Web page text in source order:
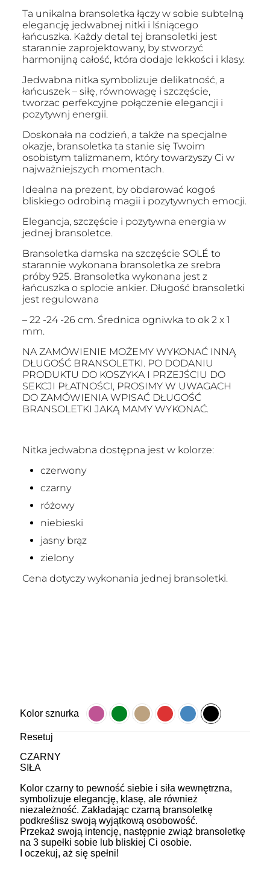
Ta unikalna bransoletka łączy w sobie subtelną
elegancję jedwabnej nitki i lśniącego
łańcuszka. Każdy detal tej bransoletki jest
starannie zaprojektowany, by stworzyć
harmonijną całość, która dodaje lekkości i klasy.
Jedwabna nitka symbolizuje delikatność, a
łańcuszek – siłę, równowagę i szczęście,
tworzac perfekcyjne połączenie elegancji i
pozytywnj energii.
Doskonała na codzień, a także na specjalne
okazje, bransoletka ta stanie się Twoim
osobistym talizmanem, który towarzyszy Ci w
najważniejszych momentach.
Idealna na prezent, by obdarować kogoś
bliskiego odrobiną magii i pozytywnych emocji.
Elegancja, szczęście i pozytywna energia w
jednej bransoletce.
Bransoletka damska na szczęście SOLÉ to
starannie wykonana bransoletka ze srebra
próby 925. Bransoletka wykonana jest z
łańcuszka o splocie ankier. Długość bransoletki
jest regulowana
– 22 -24 -26 cm. Średnica ogniwka to ok 2 x 1
mm.
NA ZAMÓWIENIE MOŻEMY WYKONAĆ INNĄ
DŁUGOŚĆ BRANSOLETKI. PO DODANIU
PRODUKTU DO KOSZYKA I PRZEJŚCIU DO
SEKCJI PŁATNOŚCI, PROSIMY W UWAGACH
DO ZAMÓWIENIA WPISAĆ DŁUGOŚĆ
BRANSOLETKI JAKĄ MAMY WYKONAĆ.
Nitka jedwabna dostępna jest w kolorze:
czerwony
czarny
różowy
niebieski
jasny brąz
zielony
Cena dotyczy wykonania jednej bransoletki.
Kolor sznurka
Resetuj
CZARNY
SIŁA
Kolor czarny to pewność siebie i siła wewnętrzna,
symbolizuje elegancję, klasę, ale również
niezależność. Zakładając czarną bransoletkę
podkreślisz swoją wyjątkową osobowość.
Przekaż swoją intencję, następnie zwiąż bransoletkę
na 3 supełki sobie lub bliskiej Ci osobie.
I oczekuj, aż się spełni!